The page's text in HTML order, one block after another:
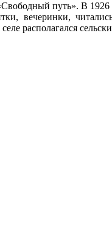
путь». В
вечеринки,
располагался